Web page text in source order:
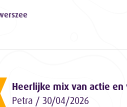
Heerlijke mix van actie
Petra / 30/04/2026